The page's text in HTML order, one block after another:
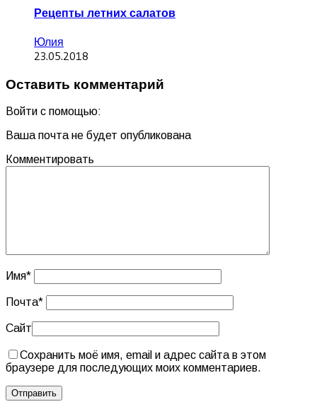
Рецепты летних салатов
Юлия
23.05.2018
Оставить комментарий
Войти с помощью:
Ваша почта не будет опубликована
Комментировать
Имя*
Почта*
Сайт
Сохранить моё имя, email и адрес сайта в этом
браузере для последующих моих комментариев.